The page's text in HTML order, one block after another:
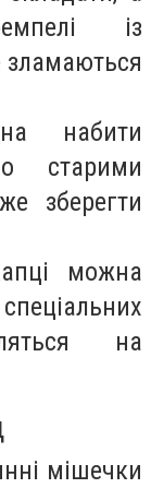
із
набити
старими
зберегти
можна
на
мішечки